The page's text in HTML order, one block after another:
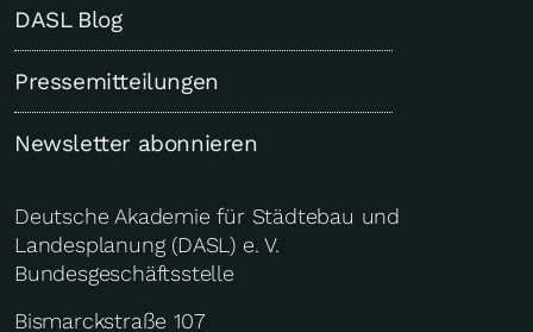
DASL Blog
Pressemitteilungen
Newsletter abonnieren
Deutsche Akademie für Städtebau und
Landesplanung (DASL) e. V.
Bundesgeschäftsstelle
Bismarckstraße 107